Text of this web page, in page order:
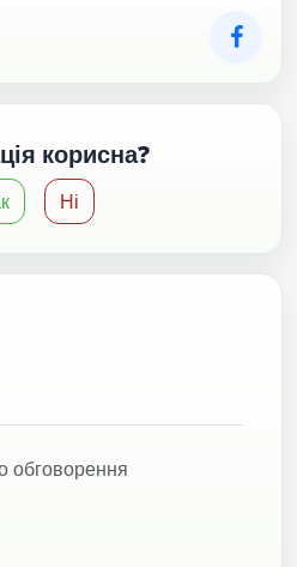
корисна?
Ні
обговорення